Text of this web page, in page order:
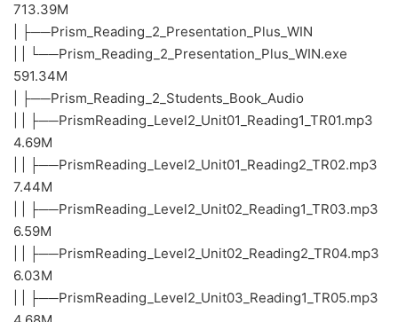
713.39M
| ├──Prism_Reading_2_Presentation_Plus_WIN
| | └──Prism_Reading_2_Presentation_Plus_WIN.exe
591.34M
| ├──Prism_Reading_2_Students_Book_Audio
| | ├──PrismReading_Level2_Unit01_Reading1_TR01.mp3
4.69M
| | ├──PrismReading_Level2_Unit01_Reading2_TR02.mp3
7.44M
| | ├──PrismReading_Level2_Unit02_Reading1_TR03.mp3
6.59M
| | ├──PrismReading_Level2_Unit02_Reading2_TR04.mp3
6.03M
| | ├──PrismReading_Level2_Unit03_Reading1_TR05.mp3